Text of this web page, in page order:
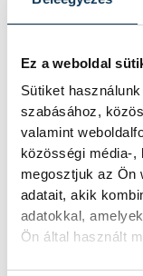
Ez a weboldal
Sütiket
szabásához,
valamint
közösségi média-,
megosztjuk az Ön
adatait, akik
adatokkal,
Ön által használt
közélet
dízel